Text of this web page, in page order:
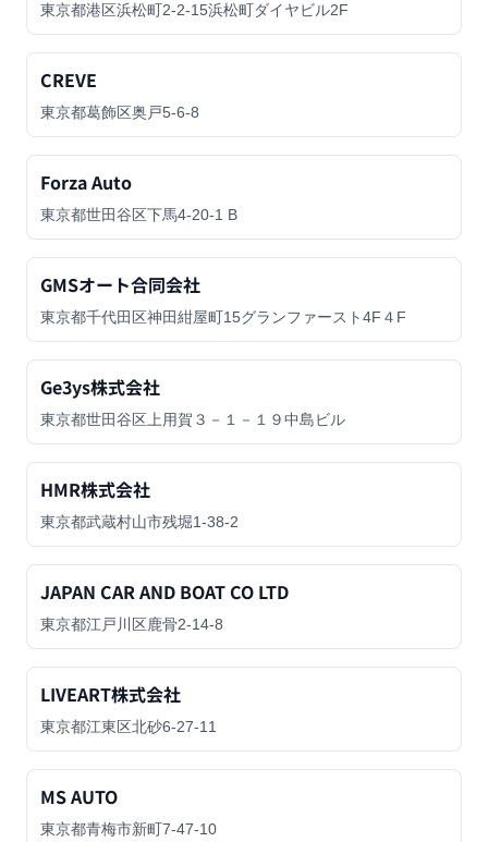
東京都港区浜松町2-2-15浜松町ダイヤビル2F
CREVE
東京都葛飾区奥戸5-6-8
Forza Auto
東京都世田谷区下馬4-20-1 B
GMSオート合同会社
東京都千代田区神田紺屋町15グランファースト4F４F
Ge3ys株式会社
東京都世田谷区上用賀３－１－１９中島ビル
HMR株式会社
東京都武蔵村山市残堀1-38-2
JAPAN CAR AND BOAT CO LTD
東京都江戸川区鹿骨2-14-8
LIVEART株式会社
東京都江東区北砂6-27-11
MS AUTO
東京都青梅市新町7-47-10